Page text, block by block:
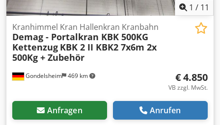
1 / 11
Gondelsheim 469 km
Kranhimmel Kran Hallenkran Kranbahn
Demag - Portalkran KBK 500KG
Kettenzug KBK 2 II KBK2 7x6m 2x
500Kg + Zubehör
€ 4.850
VB zzgl. MwSt.
Anfragen Anrufen